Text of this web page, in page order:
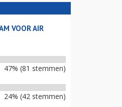
VOOR AIR
47% (81 stemmen)
24% (42 stemmen)